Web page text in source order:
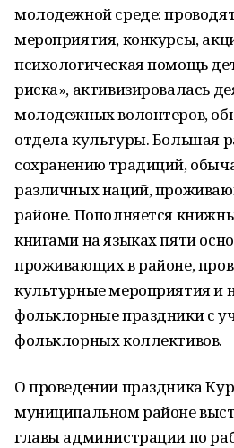
молодежной среде:
мероприятия, конкурсы,
психологическая помощь
риска», активизировалась
молодежных волонтеров,
отдела культуры. Большая
сохранению традиций,
различных наций,
районе. Пополняется
книгами на языках пяти
проживающих в районе,
культурные мероприятия и
фольклорные праздники с
фольклорных коллективов.
О проведении праздника
муниципальном районе
главы администрации по